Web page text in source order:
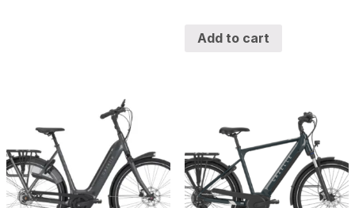
Add to cart